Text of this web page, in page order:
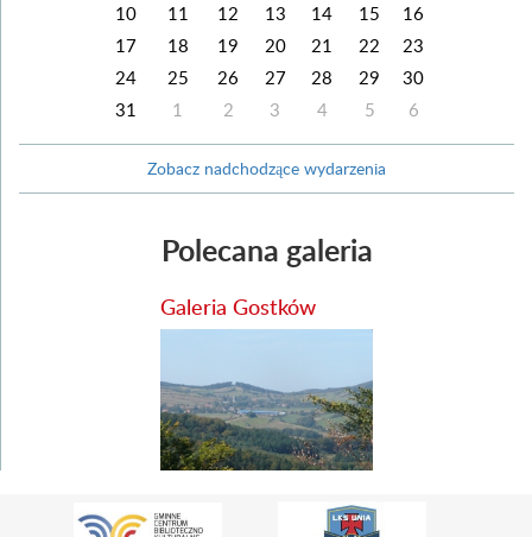
10
11 12 13 14 15
16
17
18 19 20 21 22
23
24
25 26 27 28 29
30
31
1 2 3 4 5 6
Zobacz nadchodzące wydarzenia
Polecana galeria
Galeria Gostków